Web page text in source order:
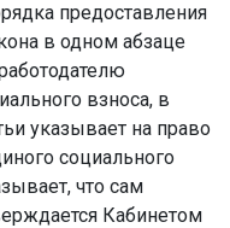
предоставления
в одном абзаце
взноса, в
указывает на право
социального
что сам
Кабинетом